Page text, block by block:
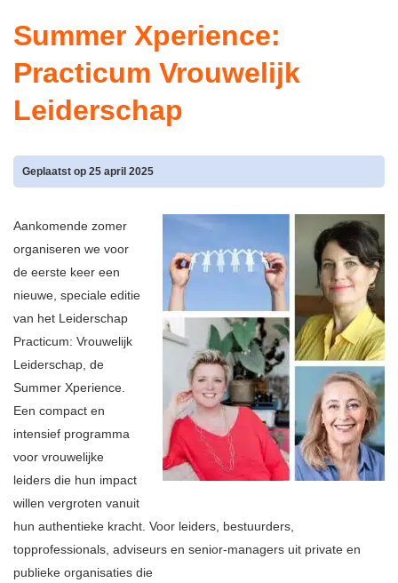
Summer Xperience:
Practicum Vrouwelijk
Leiderschap
Geplaatst op 25 april 2025
Aankomende zomer
organiseren we voor
de eerste keer een
nieuwe, speciale editie
van het Leiderschap
Practicum: Vrouwelijk
Leiderschap, de
Summer Xperience.
Een compact en
intensief programma
voor vrouwelijke
leiders die hun impact
willen vergroten vanuit
hun authentieke kracht. Voor leiders, bestuurders,
topprofessionals, adviseurs en senior-managers uit private en
publieke organisaties die